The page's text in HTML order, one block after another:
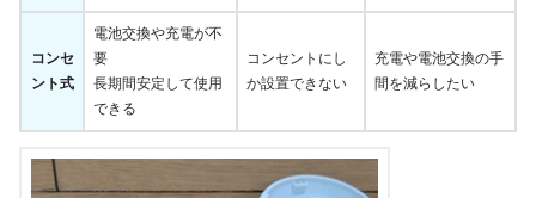
コンセ
ント式
電池交換や充電が不
要
長期間安定して使用
できる
コンセントにし
か設置できない
充電や電池交換の手
間を減らしたい